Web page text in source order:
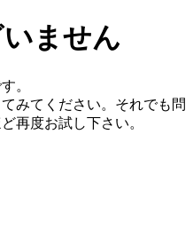
ません
。
みてください。それでも問
再度お試し下さい。